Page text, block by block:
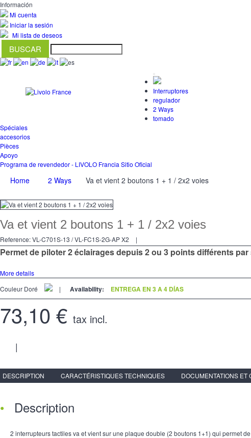
Información
Mi cuenta
Iniciar la sesión
Mi lista de deseos
Interruptores
regulador
2 Ways
tomado
Spéciales
accesorios
Pièces
Apoyo
Programa de revendedor - LIVOLO Francia Sitio Oficial
Home 2 Ways Va et vient 2 boutons 1 + 1 / 2x2 voies
Va et vient 2 boutons 1 + 1 / 2x2 voies
Reference:VL-C701S-13 / VL-FC1S-2G-AP X2 |
Permet de piloter 2 éclairages depuis 2 ou 3 points différents
More details
Couleur Doré
| Availability: ENTREGA EN 3 A 4 DÍAS
73,10 € tax incl.
|
DESCRIPTION CARACTÉRISTIQUES TECHNIQUES DOCUMENTATIONS ET
Description
2 interrupteurs tactiles va et vient sur une plaque double (2 boutons 1+1) qui permet